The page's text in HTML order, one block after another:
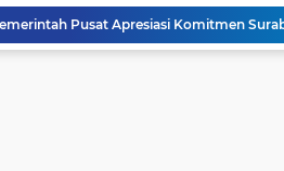
Baru Industri Jasa Keuangan